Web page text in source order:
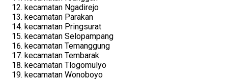
kecamatan Ngadirejo
kecamatan Parakan
kecamatan Pringsurat
kecamatan Selopampang
kecamatan Temanggung
kecamatan Tembarak
kecamatan Tlogomulyo
kecamatan Wonoboyo